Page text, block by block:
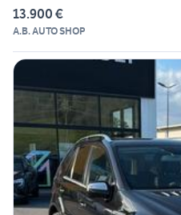
13.900 €
A.B. AUTO SHOP